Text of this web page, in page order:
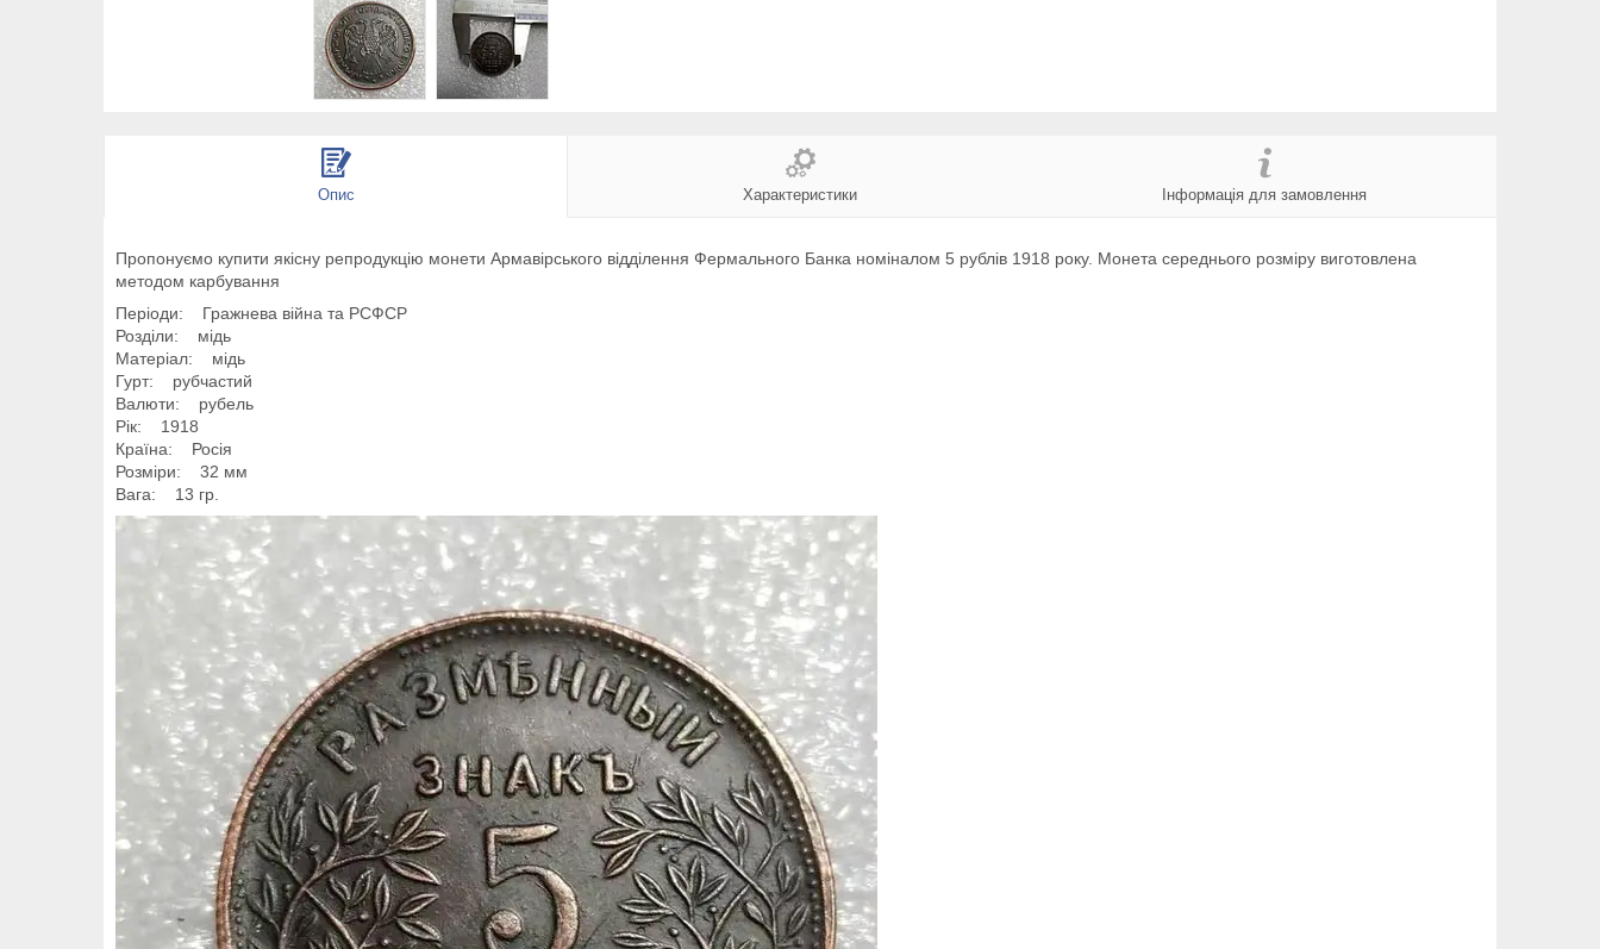
Опис Характеристики Інформація для замовлення
Пропонуємо купити якісну репродукцію монети Армавірського відділення Фермального Банка номіналом 5 рублів 1918 року. Монета середнього розміру виготовлена
методом карбування
Періоди: Гражнева війна та РСФСР
Розділи: мідь
Матеріал: мідь
Гурт: рубчастий
Валюти: рубель
Рік: 1918
Країна: Росія
Розміри: 32 мм
Вага: 13 гр.